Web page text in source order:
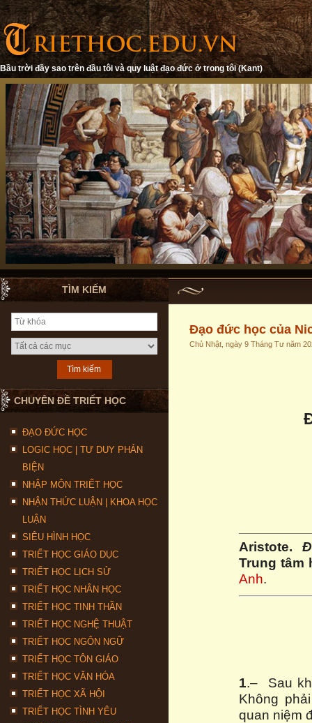
Bầu trời đầy sao trên đầu tôi và quy luật đạo đức ở trong tôi (Kant)
TÌM KIẾM
CHUYÊN ĐỀ TRIẾT HỌC
ĐẠO ĐỨC HỌC
LOGIC HỌC | TƯ DUY PHẢN
BIỆN
NHẬP MÔN TRIẾT HỌC
NHẬN THỨC LUẬN | KHOA HỌC
LUẬN
SIÊU HÌNH HỌC
TRIẾT HỌC GIÁO DỤC
TRIẾT HỌC LỊCH SỬ
TRIẾT HỌC NHÂN HỌC
TRIẾT HỌC TINH THẦN
TRIẾT HỌC NGHỆ THUẬT
TRIẾT HỌC NGÔN NGỮ
TRIẾT HỌC TÔN GIÁO
TRIẾT HỌC VĂN HÓA
TRIẾT HỌC XÃ HỘI
TRIẾT HỌC TÌNH YÊU
Đạo đức học của
Chủ Nhật, ngày 9 Tháng Tư năm
Aristote.
Trung tâm
Anh.
1.– Sau
Không
quan niệm